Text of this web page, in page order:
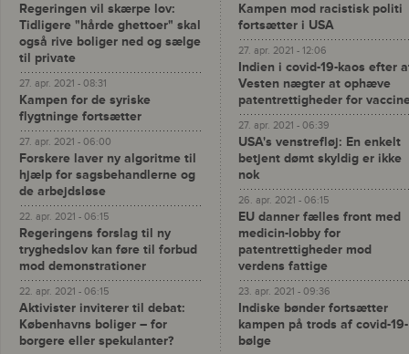
Regeringen vil skærpe lov:
Tidligere "hårde ghettoer" skal
også rive boliger ned og sælge
til private
27. apr. 2021 - 08:31
Kampen for de syriske
flygtninge fortsætter
27. apr. 2021 - 06:00
Forskere laver ny algoritme til
hjælp for sagsbehandlerne og
de arbejdsløse
22. apr. 2021 - 06:15
Regeringens forslag til ny
tryghedslov kan føre til forbud
mod demonstrationer
22. apr. 2021 - 06:15
Aktivister inviterer til debat:
Københavns boliger – for
borgere eller spekulanter?
Kampen mod racistisk politi
fortsætter i USA
27. apr. 2021 - 12:06
Indien i covid-19-kaos efter
Vesten nægter at ophæve
patentrettigheder for
27. apr. 2021 - 06:39
USA's venstrefløj: En enkelt
betjent dømt skyldig er ikke
nok
26. apr. 2021 - 06:15
EU danner fælles front med
medicin-lobby for
patentrettigheder mod
verdens fattige
23. apr. 2021 - 09:36
Indiske bønder fortsætter
kampen på trods af covid-19-
bølge